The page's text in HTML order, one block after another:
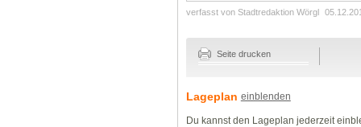
verfasst von Stadtredaktion Wörgl
Seite drucken
Lageplan einblenden
Du kannst den Lageplan jederzeit